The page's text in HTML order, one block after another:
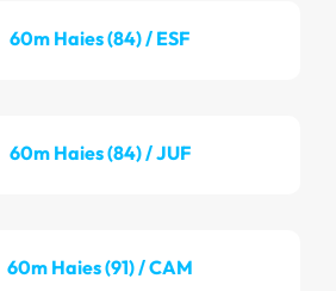
60m Haies (84) / ESF
60m Haies (84) / JUF
60m Haies (91) / CAM